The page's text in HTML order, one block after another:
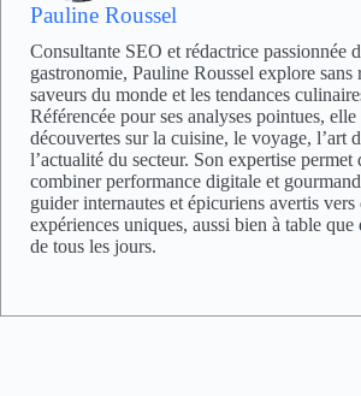
Pauline Roussel
Consultante SEO et rédactrice passionnée
gastronomie, Pauline Roussel explore sans
saveurs du monde et les tendances
Référencée pour ses analyses pointues, elle
découvertes sur la cuisine, le voyage, l’art
l’actualité du secteur. Son expertise permet
combiner performance digitale et
guider internautes et épicuriens avertis vers
expériences uniques, aussi bien à table que
de tous les jours.